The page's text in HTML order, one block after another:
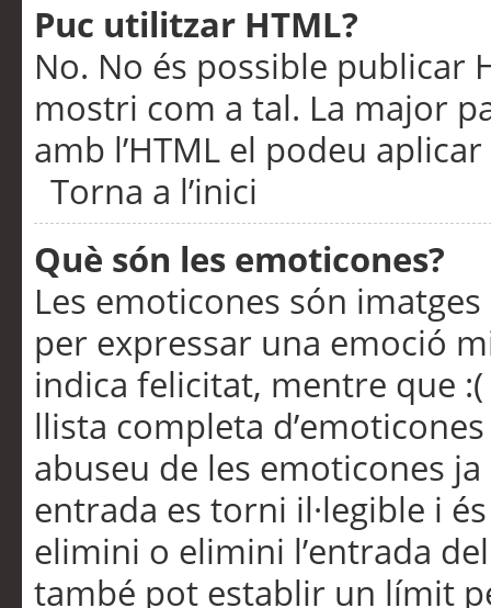
Puc utilitzar HTML?
No. No és possible publicar
mostri com a tal. La major
amb l’HTML el podeu
Torna a l’inici
Què són les emoticones?
Les emoticones són
per expressar una emoció
indica felicitat, mentre que
llista completa
abuseu de les emoticones
entrada es torni il·legible i
elimini o elimini l’entrada
també pot establir un límit